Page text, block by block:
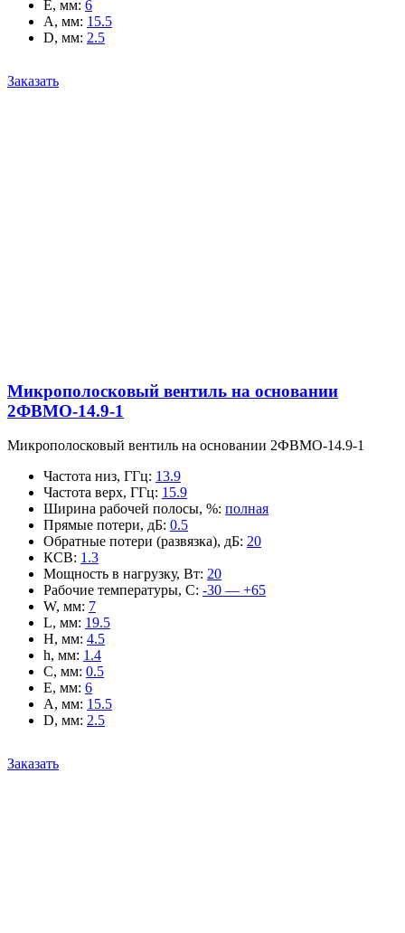
E, мм: 6
A, мм: 15.5
D, мм: 2.5
Заказать
Микрополосковый вентиль на основании
2ФВМO-14.9-1
Микрополосковый вентиль на основании 2ФВМO-14.9-1
Частота низ, ГГц: 13.9
Частота верх, ГГц: 15.9
Ширина рабочей полосы, %: полная
Прямые потери, дБ: 0.5
Обратные потери (развязка), дБ: 20
КСВ: 1.3
Мощность в нагрузку, Вт: 20
Рабочие температуры, С: -30 — +65
W, мм: 7
L, мм: 19.5
H, мм: 4.5
h, мм: 1.4
C, мм: 0.5
E, мм: 6
A, мм: 15.5
D, мм: 2.5
Заказать